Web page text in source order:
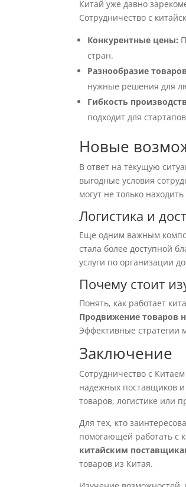
Китай уже давно
Сотрудничество с
Конкурентные цены:
стран.
Разнообразие
нужные решения для
Гибкость
подходит для
Новые
В ответ на текущую
выгодные условия
могут не только
Логистика и
Еще одним важным
стала более доступной
услуги по организации
Почему стоит
Понять, как работает
Продвижение товаров
Эффективные стратегии
Заключение
Сотрудничество с
надежных поставщиков и
товаров, логистике или
Для тех, кто
помогающей работать с
китайским
товаров из Китая.